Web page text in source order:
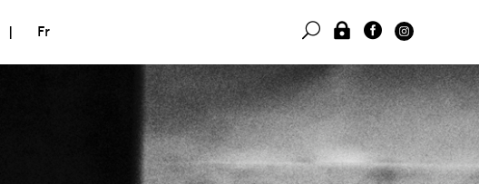
| Fr